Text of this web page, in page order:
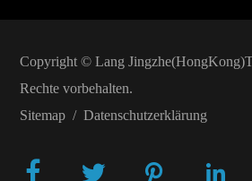
Copyright © Lang
Rechte vorbehalten.
Sitemap/ Datenschutzerklärung